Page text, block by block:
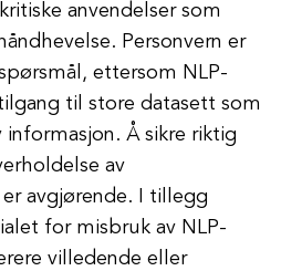
anvendelser som
Personvern er
ettersom NLP-
til store datasett som
informasjon. Å sikre riktig
av
avgjørende. I tillegg
for misbruk av NLP-
villedende eller